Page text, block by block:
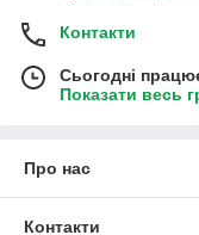
Контакти
Сьогодні
Показати весь
Про нас
Контакти